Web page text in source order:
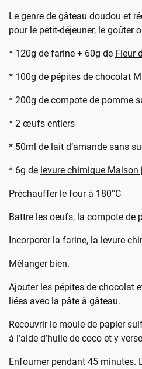
Le genre de gâteau doudou et
pour le petit-déjeuner, le goûter
* 120g de farine + 60g de Fleur
* 100g de pépites de chocolat
* 200g de compote de pomme
* 2 œufs entiers
* 50ml de lait d’amande sans
* 6g de levure chimique Maison
Préchauffer le four à 180°C
Battre les oeufs, la compote de
Incorporer la farine, la levure
Mélanger bien.
Ajouter les pépites de chocolat
liées avec la pâte à gâteau.
Recouvrir le moule de papier
à l’aide d’huile de coco et y
Enfourner pendant 45 minutes.